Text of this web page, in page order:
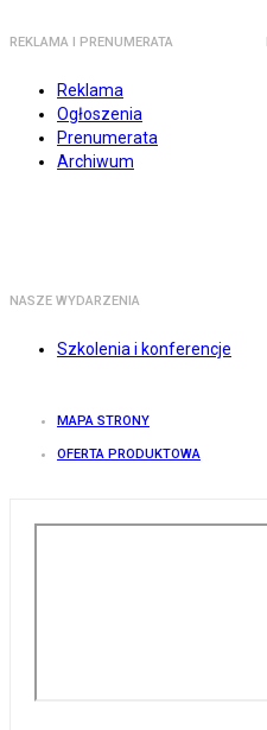
REKLAMA I PRENUMERATA
Reklama
Ogłoszenia
Prenumerata
Archiwum
NASZE WYDARZENIA
Szkolenia i konferencje
MAPA STRONY
OFERTA PRODUKTOWA